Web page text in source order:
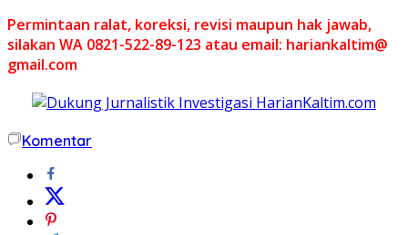
Permintaan ralat, koreksi, revisi maupun hak jawab,
silakan WA 0821-522-89-123 atau email: hariankaltim@
gmail.com
Komentar